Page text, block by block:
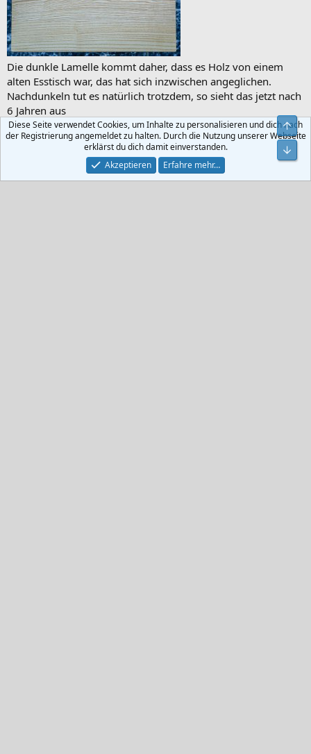
Die dunkle Lamelle kommt daher, dass es Holz von einem
alten Esstisch war, das hat sich inzwischen angeglichen.
Nachdunkeln tut es natürlich trotzdem, so sieht das jetzt nach
6 Jahren aus
Diese Seite verwendet Cookies, um Inhalte zu personalisieren und dich nach
der Registrierung angemeldet zu halten. Durch die Nutzung unserer Webseite
erklärst du dich damit einverstanden.
Akzeptieren
Erfahre mehr…